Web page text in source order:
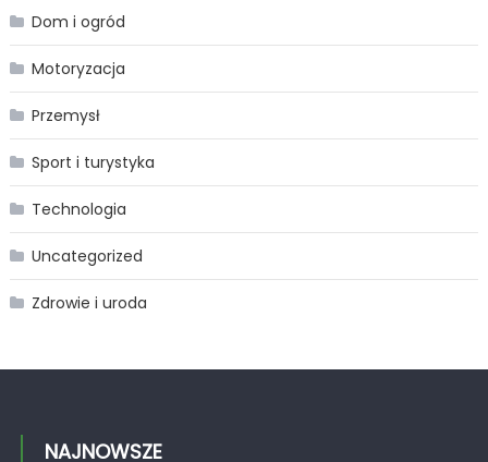
Dom i ogród
Motoryzacja
Przemysł
Sport i turystyka
Technologia
Uncategorized
Zdrowie i uroda
NAJNOWSZE